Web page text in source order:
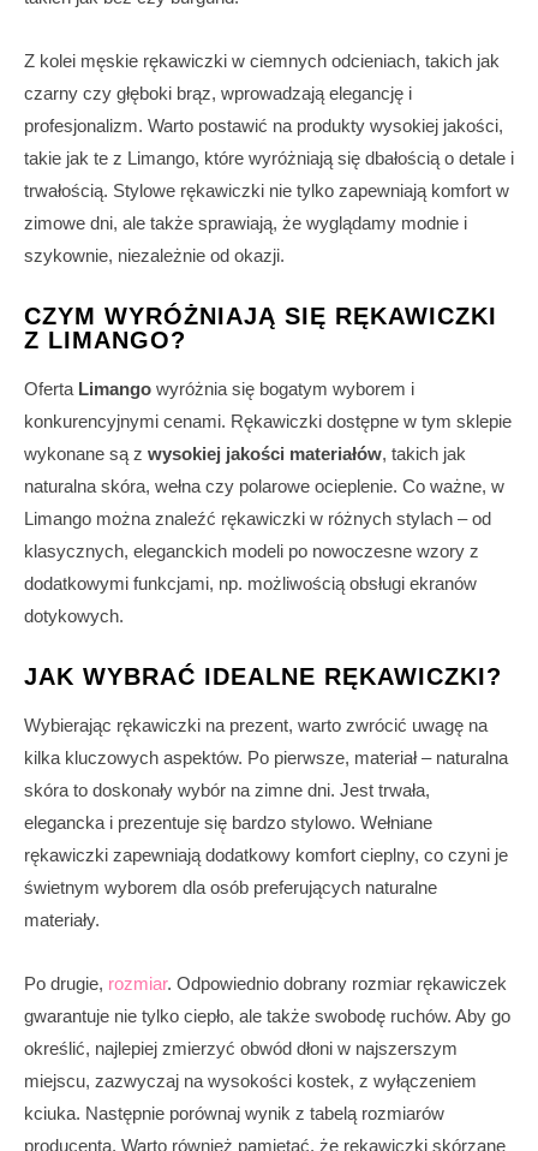
Z kolei męskie rękawiczki w ciemnych odcieniach, takich jak
czarny czy głęboki brąz, wprowadzają elegancję i
profesjonalizm. Warto postawić na produkty wysokiej jakości,
takie jak te z Limango, które wyróżniają się dbałością o detale i
trwałością. Stylowe rękawiczki nie tylko zapewniają komfort w
zimowe dni, ale także sprawiają, że wyglądamy modnie i
szykownie, niezależnie od okazji.
CZYM WYRÓŻNIAJĄ SIĘ RĘKAWICZKI
Z LIMANGO?
Oferta Limango wyróżnia się bogatym wyborem i
konkurencyjnymi cenami. Rękawiczki dostępne w tym sklepie
wykonane są z wysokiej jakości materiałów, takich jak
naturalna skóra, wełna czy polarowe ocieplenie. Co ważne, w
Limango można znaleźć rękawiczki w różnych stylach – od
klasycznych, eleganckich modeli po nowoczesne wzory z
dodatkowymi funkcjami, np. możliwością obsługi ekranów
dotykowych.
JAK WYBRAĆ IDEALNE RĘKAWICZKI?
Wybierając rękawiczki na prezent, warto zwrócić uwagę na
kilka kluczowych aspektów. Po pierwsze, materiał – naturalna
skóra to doskonały wybór na zimne dni. Jest trwała,
elegancka i prezentuje się bardzo stylowo. Wełniane
rękawiczki zapewniają dodatkowy komfort cieplny, co czyni je
świetnym wyborem dla osób preferujących naturalne
materiały.
Po drugie, rozmiar. Odpowiednio dobrany rozmiar rękawiczek
gwarantuje nie tylko ciepło, ale także swobodę ruchów. Aby go
określić, najlepiej zmierzyć obwód dłoni w najszerszym
miejscu, zazwyczaj na wysokości kostek, z wyłączeniem
kciuka. Następnie porównaj wynik z tabelą rozmiarów
producenta. Warto również pamiętać, że rękawiczki skórzane